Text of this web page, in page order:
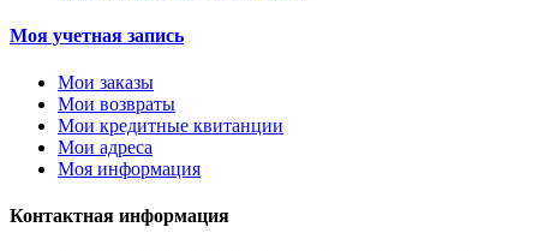
Моя учетная запись
Мои заказы
Мои возвраты
Мои кредитные квитанции
Мои адреса
Моя информация
Контактная информация